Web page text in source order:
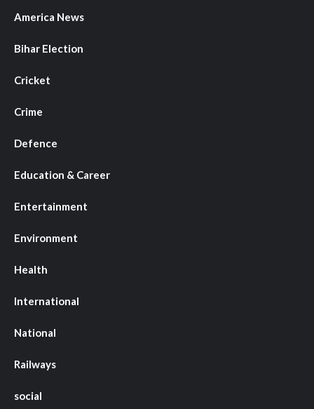
America News
Bihar Election
Cricket
Crime
Defence
Education & Career
Entertainment
Environment
Health
International
National
Railways
social